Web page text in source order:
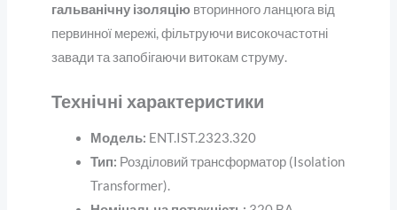
гальванічну ізоляцію вторинного ланцюга від
первинної мережі, фільтруючи високочастотні
завади та запобігаючи витокам струму.
Технічні характеристики
Модель: ENT.IST.2323.320
Тип: Розділовий трансформатор (Isolation
Transformer).